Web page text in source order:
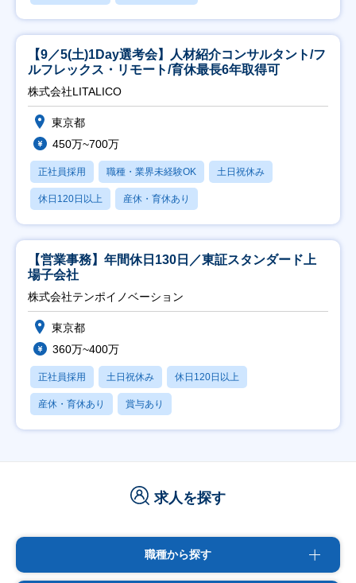
【9／5(土)1Day選考会】人材紹介コンサルタント/フ
ルフレックス・リモート/育休最長6年取得可
株式会社LITALICO
東京都
450万~700万
正社員採用 職種・業界未経験OK 土日祝休み
休日120日以上 産休・育休あり
【営業事務】年間休日130日／東証スタンダード上
場子会社
株式会社テンポイノベーション
東京都
360万~400万
正社員採用 土日祝休み 休日120日以上
産休・育休あり 賞与あり
求人を探す
職種から探す